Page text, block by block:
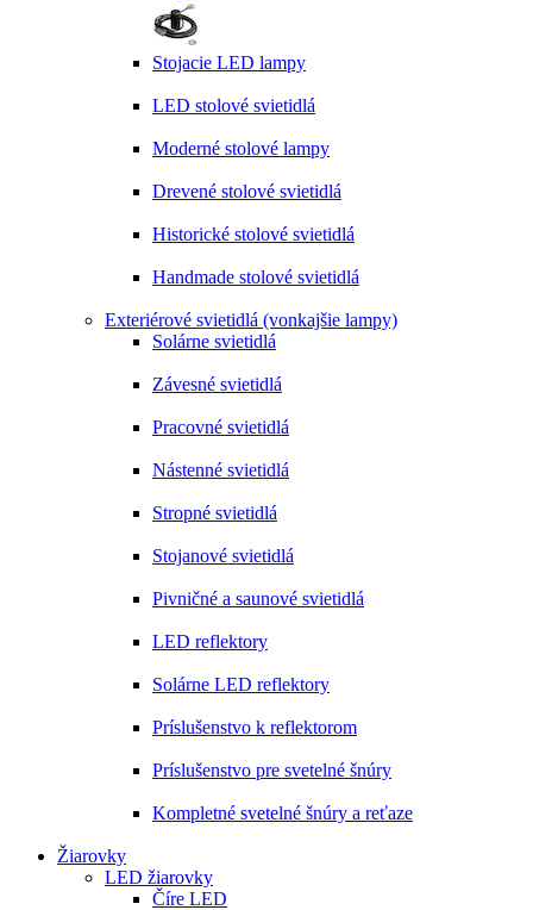
Stojacie LED lampy
LED stolové svietidlá
Moderné stolové lampy
Drevené stolové svietidlá
Historické stolové svietidlá
Handmade stolové svietidlá
Exteriérové svietidlá (vonkajšie lampy)
Solárne svietidlá
Závesné svietidlá
Pracovné svietidlá
Nástenné svietidlá
Stropné svietidlá
Stojanové svietidlá
Pivničné a saunové svietidlá
LED reflektory
Solárne LED reflektory
Príslušenstvo k reflektorom
Príslušenstvo pre svetelné šnúry
Kompletné svetelné šnúry a reťaze
Žiarovky
LED žiarovky
Číre LED